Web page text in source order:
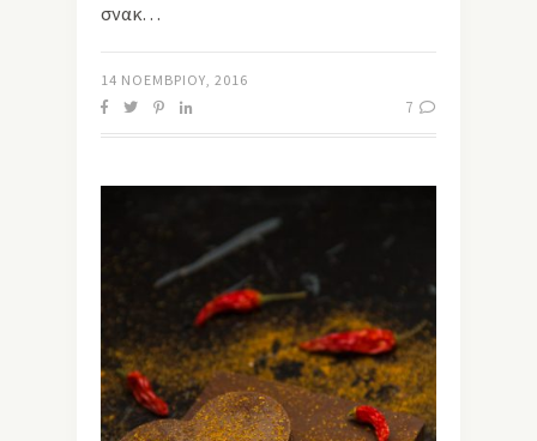
σνακ…
14 ΝΟΕΜΒΡΊΟΥ, 2016
7